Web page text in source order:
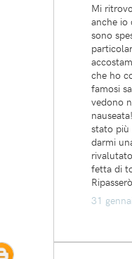
Mi
anche io
sono
che ho
famosi
vedono
stato più
darmi
fetta di
31